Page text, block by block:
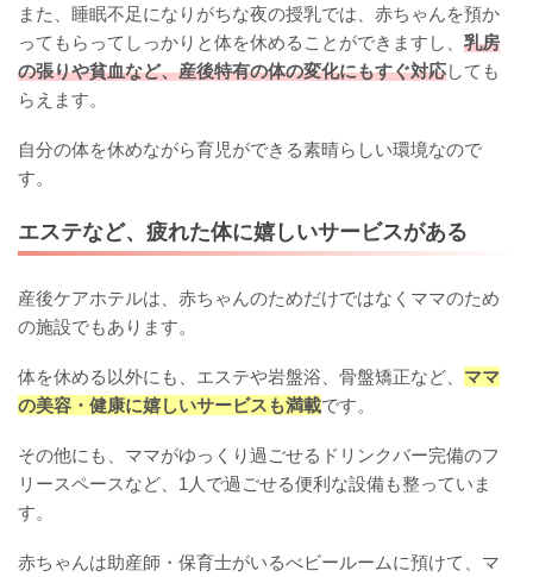
また、睡眠不足になりがちな夜の授乳では、赤ちゃんを預か
ってもらってしっかりと体を休めることができますし、 乳房
の張りや貧血など、産後特有の体の変化にもすぐ対応しても
らえます。
自分の体を休めながら育児ができる素晴らしい環境なので
す。
エステなど、疲れた体に嬉しいサービスがある
産後ケアホテルは、赤ちゃんのためだけではなくママのため
の施設でもあります。
体を休める以外にも、エステや岩盤浴、骨盤矯正など、 ママ
の美容・健康に嬉しいサービスも満載です。
その他にも、ママがゆっくり過ごせるドリンクバー完備のフ
リースペースなど、1人で過ごせる便利な設備も整っていま
す。
赤ちゃんは助産師・保育士がいるべビールームに預けて、マ